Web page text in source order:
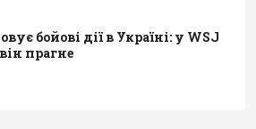
бойові дії в Україні: у WSJ
прагне